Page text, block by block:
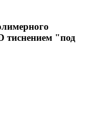
тиснением "под